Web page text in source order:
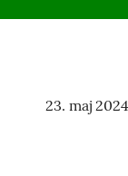
23. maj 2024